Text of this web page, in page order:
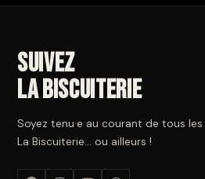
Suivez
La Biscuiterie
Soyez tenu·e au courant de tous
La Biscuiterie… ou ailleurs !